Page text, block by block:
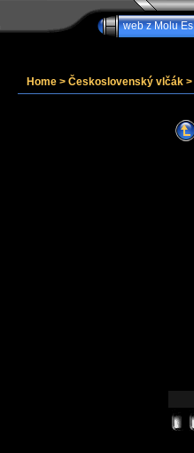
web z Molu Es
Home > Československý vlčák >